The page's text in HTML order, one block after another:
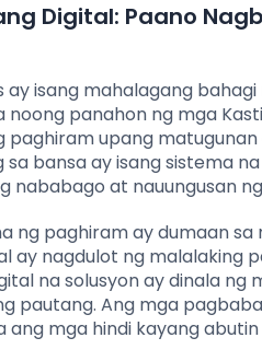
Digital: Paano
ay isang mahalagang
panahon ng mga
paghiram upang
bansa ay isang sistema
nababago at nauungusan
ng paghiram ay dumaan
ay nagdulot ng malalaking
na solusyon ay dinala
pautang. Ang mga
ang mga hindi kayang